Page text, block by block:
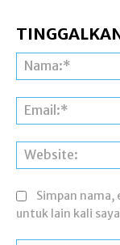
Simpan nama,
untuk lain kali